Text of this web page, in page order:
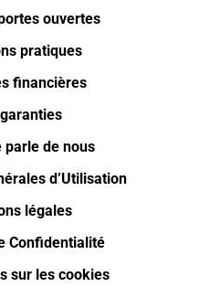
ouvertes
pratiques
financières
parle de nous
d’Utilisation
légales
Confidentialité
sur les cookies